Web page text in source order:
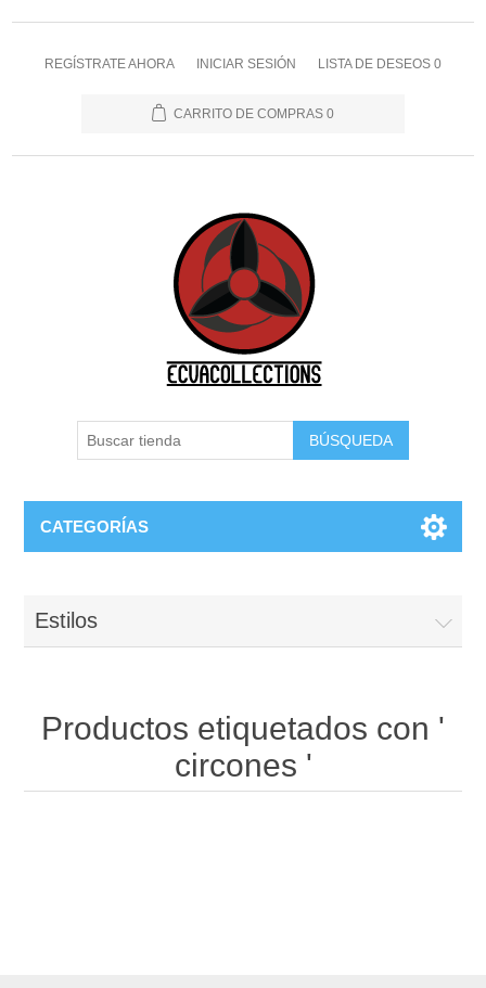
REGÍSTRATE AHORA INICIAR SESIÓN LISTA DE DESEOS 0
CARRITO DE COMPRAS 0
BÚSQUEDA
CATEGORÍAS
Estilos
Productos etiquetados con '
circones '